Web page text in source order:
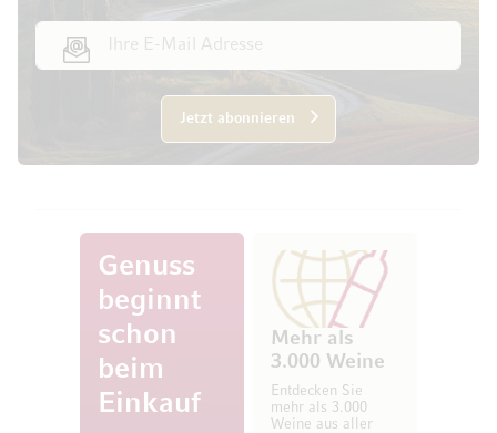
Jetzt abonnieren
Genuss
beginnt
schon
beim
Einkauf
Mehr als
3.000 Weine
Entdecken Sie
mehr als 3.000
Weine aus aller